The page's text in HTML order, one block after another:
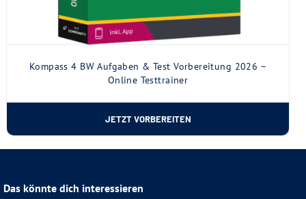
Kompass 4 BW Aufgaben & Test Vorbereitung 2026 –
Online Testtrainer
JETZT VORBEREITEN
Das könnte dich interessieren